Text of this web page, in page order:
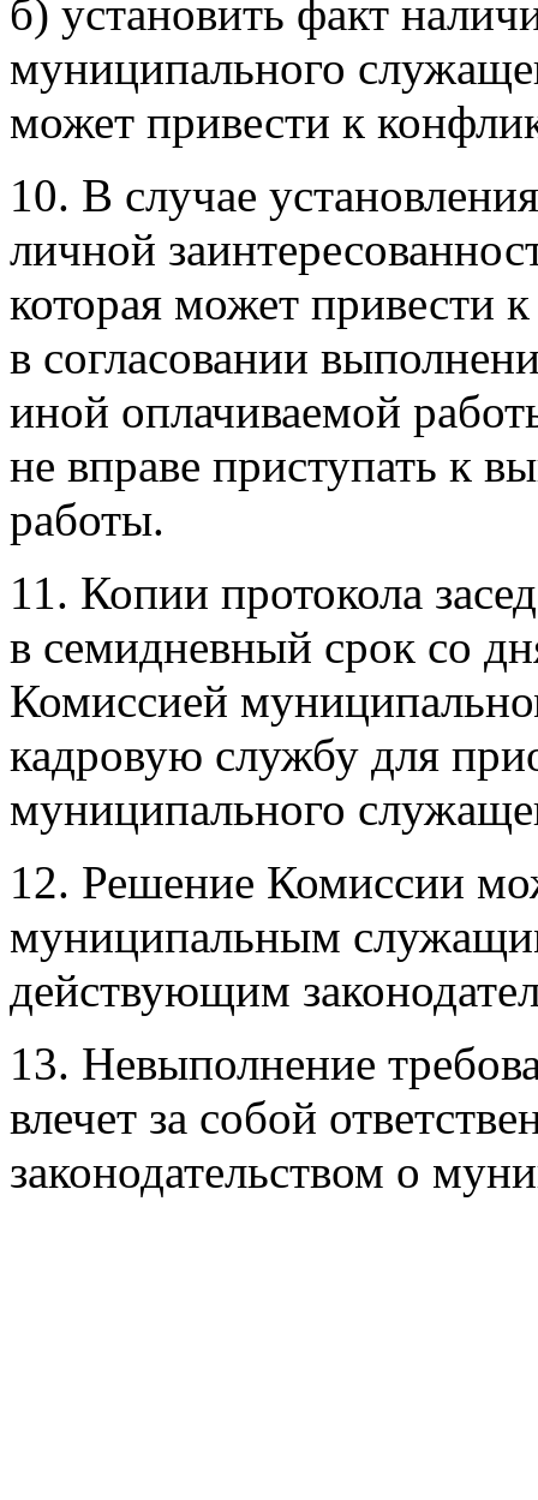
б) установить факт
муниципального
может привести к
10. В случае
личной
которая может привести
в согласовании
иной оплачиваемой
не вправе приступать к
работы.
11. Копии протокола
в семидневный срок со
Комиссией
кадровую службу для
муниципального
12. Решение Комиссии
муниципальным
действующим
13. Невыполнение
влечет за собой
законодательством о